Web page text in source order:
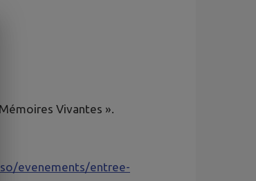
Vivantes ».
evenements/entree-